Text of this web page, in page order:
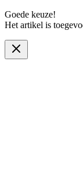
Goede keuze!
Het artikel is